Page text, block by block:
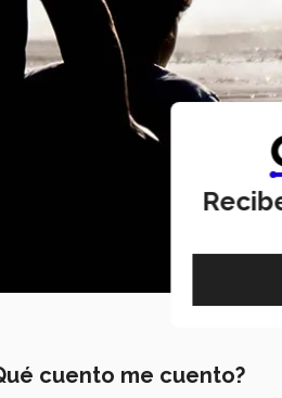
cuento me cuento?